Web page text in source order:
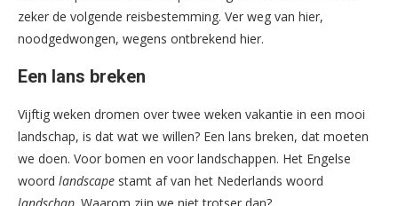
zeker de volgende reisbestemming. Ver weg van hier,
noodgedwongen, wegens ontbrekend hier.
Een lans breken
Vijftig weken dromen over twee weken vakantie in een mooi
landschap, is dat wat we willen? Een lans breken, dat moeten
we doen. Voor bomen en voor landschappen. Het Engelse
woord landscape stamt af van het Nederlands woord